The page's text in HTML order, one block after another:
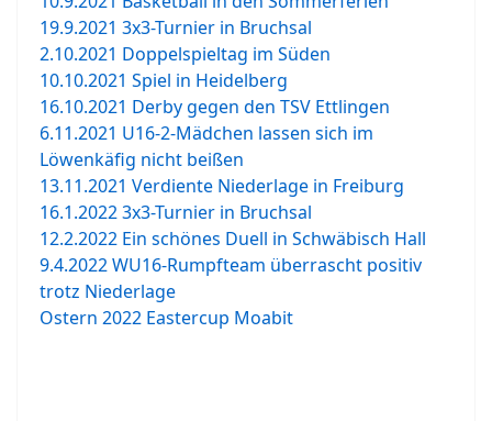
19.9.2021 3x3-Turnier in Bruchsal
2.10.2021 Doppelspieltag im Süden
10.10.2021 Spiel in Heidelberg
16.10.2021 Derby gegen den TSV Ettlingen
6.11.2021 U16-2-Mädchen lassen sich im
Löwenkäfig nicht beißen
13.11.2021 Verdiente Niederlage in Freiburg
16.1.2022 3x3-Turnier in Bruchsal
12.2.2022 Ein schönes Duell in Schwäbisch Hall
9.4.2022 WU16-Rumpfteam überrascht positiv
trotz Niederlage
Ostern 2022 Eastercup Moabit